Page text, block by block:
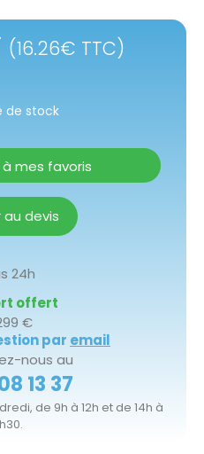
(16.26€ TTC)
de stock
mes favoris
devis
24h
offert
€
par email
nous au
13 37
de 9h à 12h et de 14h à